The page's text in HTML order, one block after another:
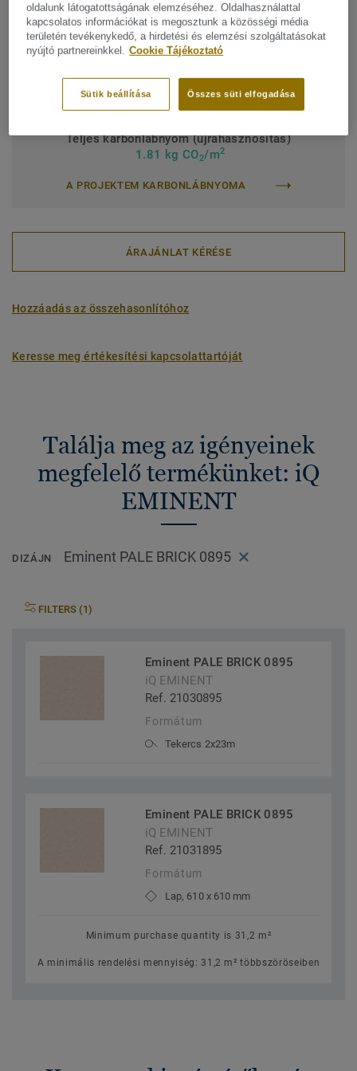
Intézményi besorolás:43 Erős
Felületkezelés:Új iQ PUR
Tekercs (1 ref.) Lap (1 ref.)
Teljes karbonlábnyom (újrahasznosítás)
1.81 kg CO2/m2
A PROJEKTEM KARBONLÁBNYOMA
ÁRAJÁNLAT KÉRÉSE
Hozzáadás az összehasonlítóhoz
Keresse meg értékesítési kapcsolattartóját
Találja meg az igényeinek
megfelelő termékünket: iQ
EMINENT
DIZÁJN Eminent PALE BRICK 0895
FILTERS (1)
Eminent PALE BRICK 0895
iQ EMINENT
Ref. 21030895
Formátum
Tekercs 2x23m
Eminent PALE BRICK 0895
iQ EMINENT
Ref. 21031895
Formátum
Lap, 610 x 610 mm
Minimum purchase quantity is 31,2 m²
A minimális rendelési mennyiség: 31,2 m² többszöröseiben
oldalunk látogatottságának elemzéséhez. Oldalhasználattal
kapcsolatos információkat is megosztunk a közösségi média
területén tevékenykedő, a hirdetési és elemzési szolgáltatásokat
nyújtó partnereinkkel. Cookie Tájékoztató
Összes süti elfogadása
Sütik beállítása